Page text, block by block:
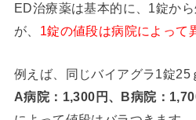
ED治療薬は基本的に、1錠か
が、 1錠の値段は病院によって
例えば、同じバイアグラ1錠25
A病院：1,300円、B病院：